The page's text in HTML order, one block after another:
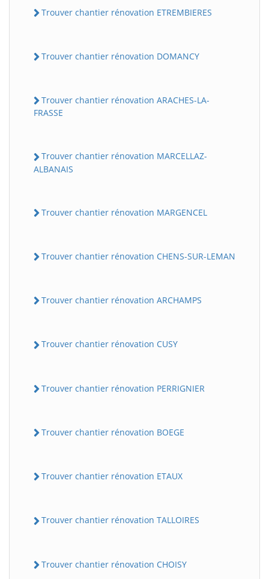
Trouver chantier rénovation ETREMBIERES
Trouver chantier rénovation DOMANCY
Trouver chantier rénovation ARACHES-LA-
FRASSE
Trouver chantier rénovation MARCELLAZ-
ALBANAIS
Trouver chantier rénovation MARGENCEL
Trouver chantier rénovation CHENS-SUR-LEMAN
Trouver chantier rénovation ARCHAMPS
Trouver chantier rénovation CUSY
Trouver chantier rénovation PERRIGNIER
Trouver chantier rénovation BOEGE
Trouver chantier rénovation ETAUX
Trouver chantier rénovation TALLOIRES
Trouver chantier rénovation CHOISY